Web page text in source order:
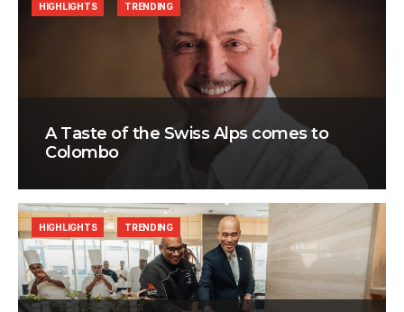
A Taste of the Swiss Alps comes to
Colombo
HIGHLIGHTS TRENDING
HIGHLIGHTS TRENDING